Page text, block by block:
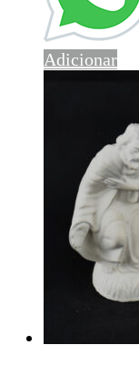
Adicionar